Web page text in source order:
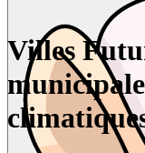
Villes